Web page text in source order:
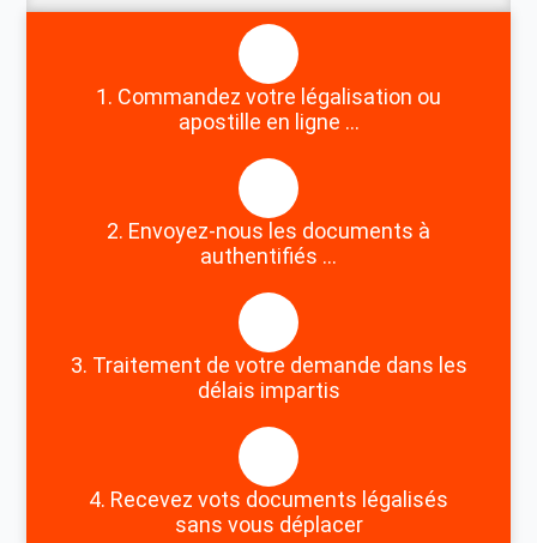
1. Commandez votre légalisation ou
apostille en ligne ...
2. Envoyez-nous les documents à
authentifiés ...
3. Traitement de votre demande dans les
délais impartis
4. Recevez vots documents légalisés
sans vous déplacer